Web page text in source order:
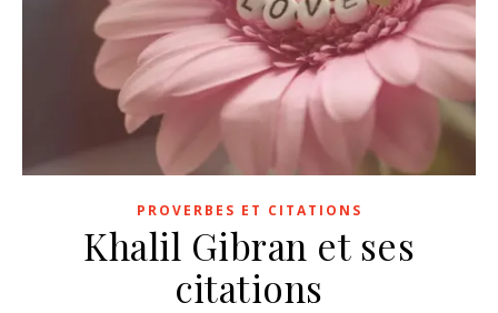
PROVERBES ET CITATIONS
Khalil Gibran et ses
citations